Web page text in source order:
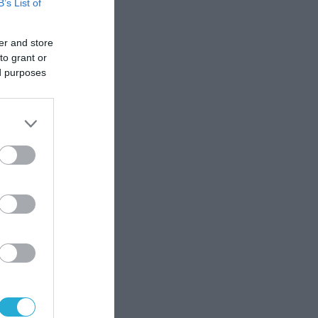
List of
and store
grant or
purposes